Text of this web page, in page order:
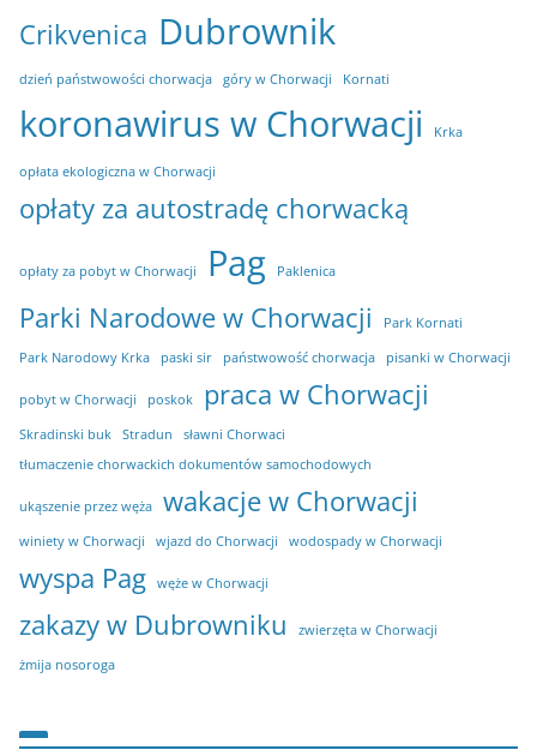
Crikvenica Dubrownik
dzień państwowości chorwacja góry w Chorwacji Kornati
koronawirus w Chorwacji Krka
opłata ekologiczna w Chorwacji
opłaty za autostradę chorwacką
opłaty za pobyt w Chorwacji Pag Paklenica
Parki Narodowe w Chorwacji Park Kornati
Park Narodowy Krka paski sir państwowość chorwacja pisanki w Chorwacji
pobyt w Chorwacji poskok praca w Chorwacji
Skradinski buk Stradun
sławni Chorwaci
tłumaczenie chorwackich dokumentów samochodowych
ukąszenie przez węża wakacje w Chorwacji
winiety w Chorwacji wjazd do Chorwacji wodospady w Chorwacji
wyspa Pag węże w Chorwacji
zakazy w Dubrowniku zwierzęta w Chorwacji
żmija nosoroga